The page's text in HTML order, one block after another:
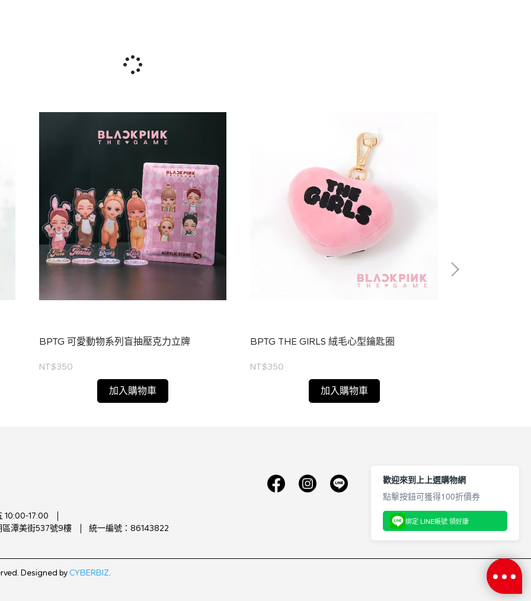
BPTG 可愛動物系列盲抽壓克力立牌
NT$350
加入購物車
BPTG THE GIRLS 絨毛心型鑰匙圈
NT$350
加入購物車
10:00-17:00
潭美街537號9樓
統一編號：86143822
Designed byCYBERBIZ.
歡迎來到上上選購物網
點擊按鈕可獲得100折價券
綁定 LINE帳號 領好康